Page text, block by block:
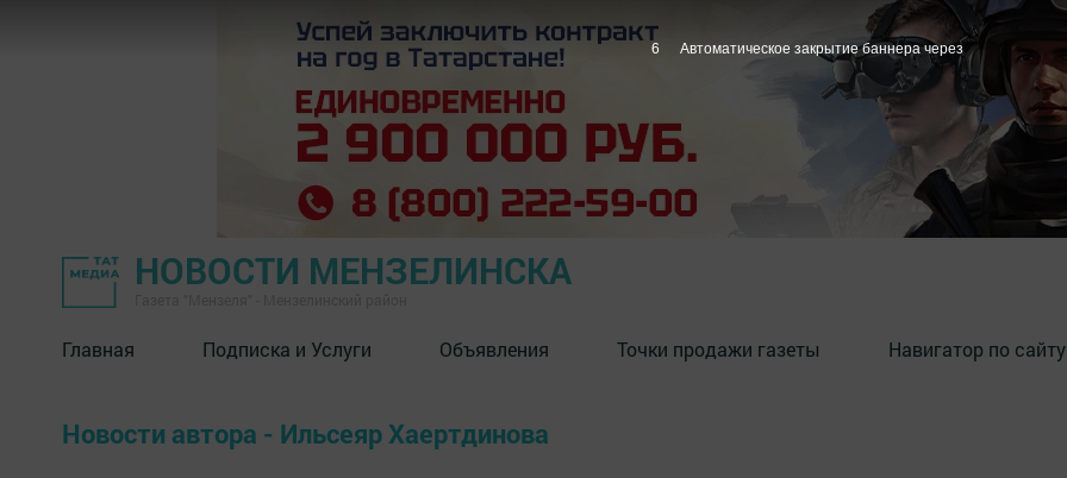
НОВОСТИ МЕНЗЕЛИНСКА
Главная Подписка и Услуги Объявления Точки продажи газеты Навигатор по сайту
Новости автора - Ильсеяр Хаертдинова
5 Автоматическое закрытие баннера через